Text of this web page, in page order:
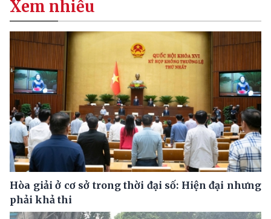
Xem nhiều
Hòa giải ở cơ sở trong thời đại số: Hiện đại nhưng
phải khả thi